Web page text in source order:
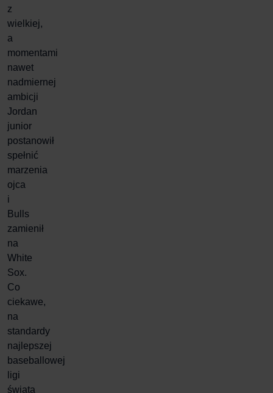
z
wielkiej,
a
momentami
nawet
nadmiernej
ambicji
Jordan
junior
postanowił
spełnić
marzenia
ojca
i
Bulls
zamienił
na
White
Sox.
Co
ciekawe,
na
standardy
najlepszej
baseballowej
ligi
świata